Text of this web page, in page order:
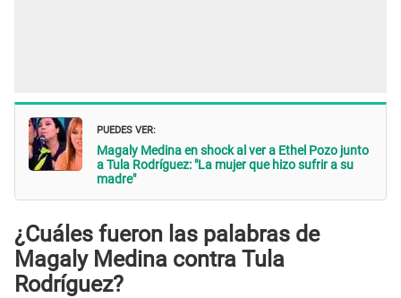
PUEDES VER:
Magaly Medina en shock al ver a Ethel Pozo junto
a Tula Rodríguez: "La mujer que hizo sufrir a su
madre"
¿Cuáles fueron las palabras de
Magaly Medina contra Tula
Rodríguez?